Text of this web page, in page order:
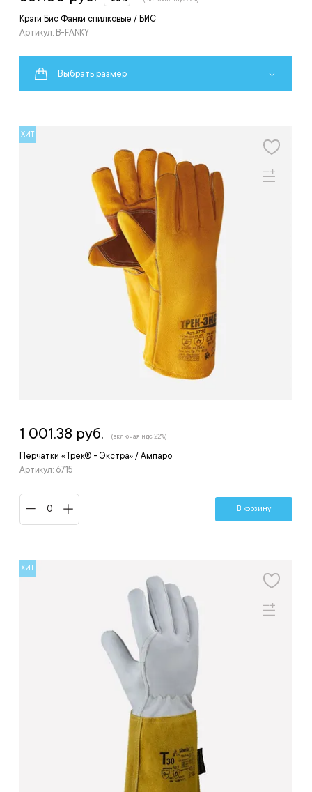
Краги Бис Фанки спилковые / БИС
Артикул: B-FANKY
Выбрать размер
ХИТ
Перчатки «Трек® - Экстра» / Ампаро
Артикул: 6715
1 001.38 руб. (включая ндс 22%)
В корзину
ХИТ